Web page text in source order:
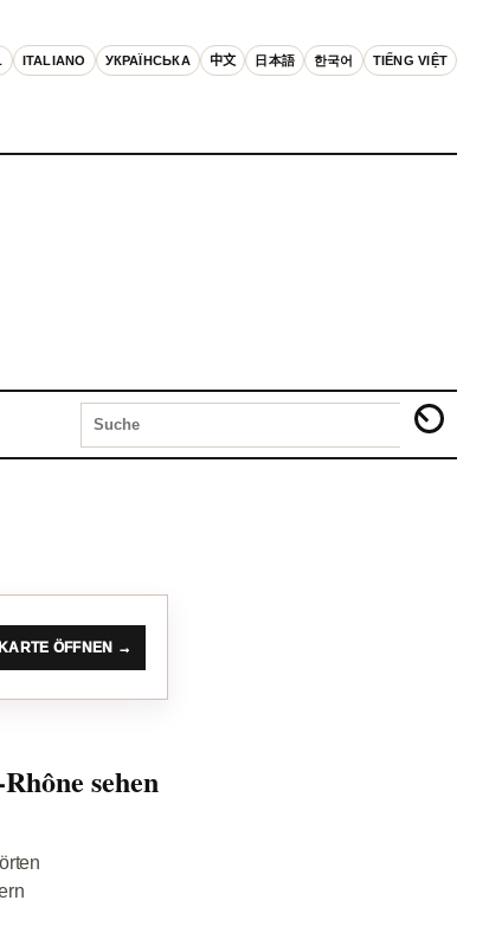
ITALIANO УКРАЇНСЬКА 中文 日本語 한국어 TIẾNG VIỆT
KARTE ÖFFNEN →
sehen